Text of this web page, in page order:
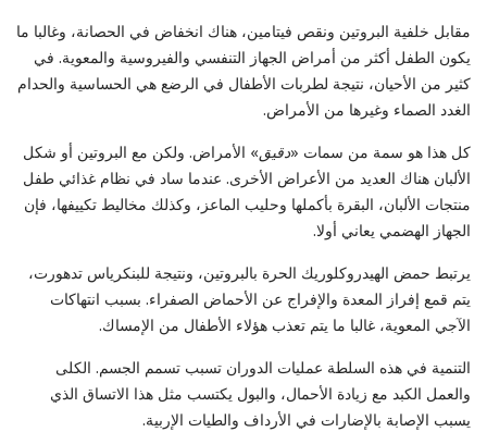
مقابل خلفية البروتين ونقص فيتامين، هناك انخفاض في الحصانة، وغالبا ما
يكون الطفل أكثر من أمراض الجهاز التنفسي والفيروسية والمعوية. في
كثير من الأحيان، نتيجة لطربات الأطفال في الرضع هي الحساسية والحدام
الغدد الصماء وغيرها من الأمراض.
كل هذا هو سمة من سمات «دقيق» الأمراض. ولكن مع البروتين أو شكل
الألبان هناك العديد من الأعراض الأخرى. عندما ساد في نظام غذائي طفل
منتجات الألبان، البقرة بأكملها وحليب الماعز، وكذلك مخاليط تكييفها، فإن
الجهاز الهضمي يعاني أولا.
يرتبط حمض الهيدروكلوريك الحرة بالبروتين، ونتيجة للبنكرياس تدهورت،
يتم قمع إفراز المعدة والإفراج عن الأحماض الصفراء. بسبب انتهاكات
الآجي المعوية، غالبا ما يتم تعذب هؤلاء الأطفال من الإمساك.
التنمية في هذه السلطة عمليات الدوران تسبب تسمم الجسم. الكلى
والعمل الكبد مع زيادة الأحمال، والبول يكتسب مثل هذا الاتساق الذي
يسبب الإصابة بالإضارات في الأرداف والطيات الإربية.